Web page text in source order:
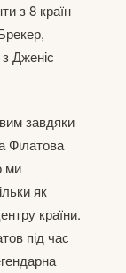
з 8 країн
Дженіс
завдяки
Філатова
ми
як
країни.
під час